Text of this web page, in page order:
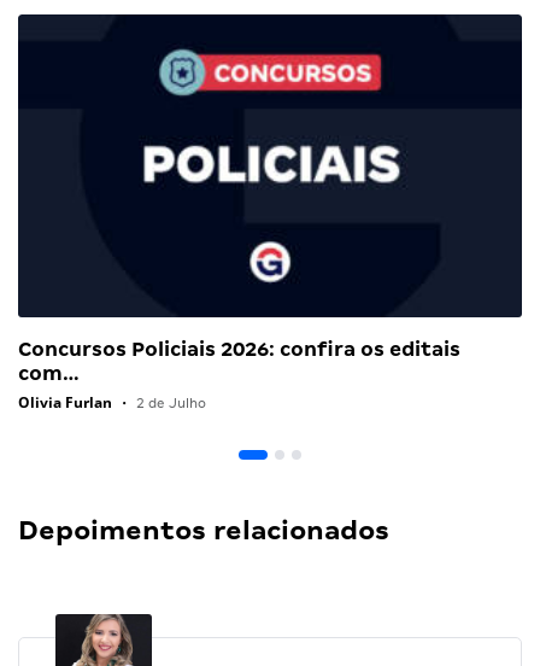
Concursos Policiais 2026: confira os editais
com…
Olivia Furlan • 2 de Julho
Depoimentos relacionados